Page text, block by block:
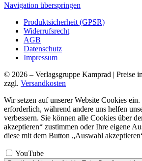
Navigation überspringen
Produktsicherheit (GPSR)
Widerrufsrecht
AGB
Datenschutz
Impressum
© 2026 – Verlagsgruppe Kamprad | Preise
zzgl. Versandkosten
Wir setzen auf unserer Website Cookies
erforderlich, während andere uns helfen
verbessern. Sie können alle Cookies über
akzeptieren“ zustimmen oder Ihre eigene
diese mit dem Button „Auswahl
YouTube